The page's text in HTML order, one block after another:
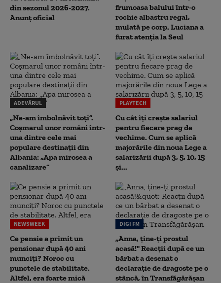
din sezonul 2026-2027.
Anunț oficial
frumoasa balului într-o
rochie albastru regal,
mulată pe corp. Luciana a
furat atenția la Seul
ADEVĂRUL
„Ne-am îmbolnăvit toți”.
Coșmarul unor români într-
una dintre cele mai
populare destinații din
Albania: „Apa mirosea a
canalizare”
PLAYTECH
Cu cât îți crește salariul
pentru fiecare prag de
vechime. Cum se aplică
majorările din noua Lege a
salarizării după 3, 5, 10, 15
și...
NEWSWEEK
Ce pensie a primit un
pensionar după 40 ani
munciți? Noroc cu
punctele de stabilitate.
Altfel, era foarte mică
DIGI FM
„Anna, ţine-ţi prostul
acasă!" Reacţii după ce un
bărbat a desenat o
declaraţie de dragoste pe o
stâncă, în Transfăgărăşan